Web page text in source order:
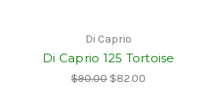
Di Caprio
Di Caprio 125 Tortoise
$90.00 $82.00